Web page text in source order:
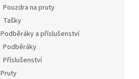
Pouzdra na pruty
Tašky
Podběráky a příslušenství
Podběráky
Příslušenství
Pruty